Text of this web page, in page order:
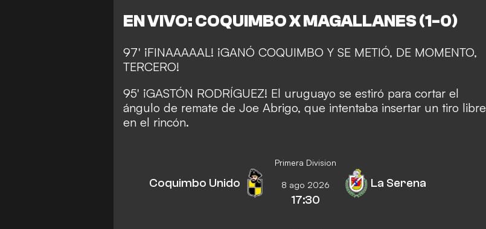
EN VIVO: COQUIMBO X MAGALLANES(1-0)
97' ¡FINAAAAAL! ¡GANÓ COQUIMBO Y SE METIÓ, DE MOMENTO,
TERCERO!
95' ¡GASTÓN RODRÍGUEZ! El uruguayo se estiró para cortar el
ángulo de remate de Joe Abrigo, que intentaba insertar un tiro libre
en el rincón.
Primera Division
Coquimbo Unido 8 ago 2026
17:30
La Serena